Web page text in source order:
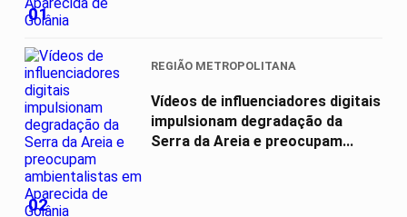
01
02
REGIÃO METROPOLITANA
Vídeos de influenciadores digitais
impulsionam degradação da
Serra da Areia e preocupam...